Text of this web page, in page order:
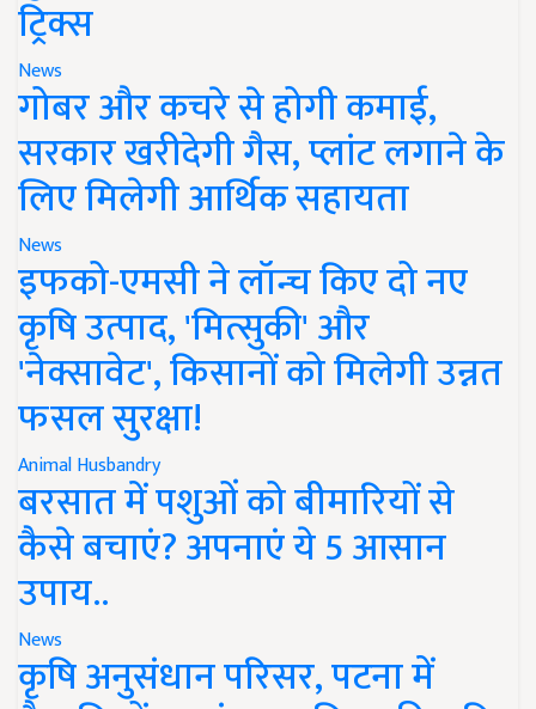
ट्रिक्स
News
गोबर और कचरे से होगी कमाई,
सरकार खरीदेगी गैस, प्लांट लगाने के
लिए मिलेगी आर्थिक सहायता
News
इफको-एमसी ने लॉन्च किए दो नए
कृषि उत्पाद, 'मित्सुकी' और
'नेक्सावेट', किसानों को मिलेगी उन्नत
फसल सुरक्षा!
Animal Husbandry
बरसात में पशुओं को बीमारियों से
कैसे बचाएं? अपनाएं ये 5 आसान
उपाय..
News
कृषि अनुसंधान परिसर, पटना में